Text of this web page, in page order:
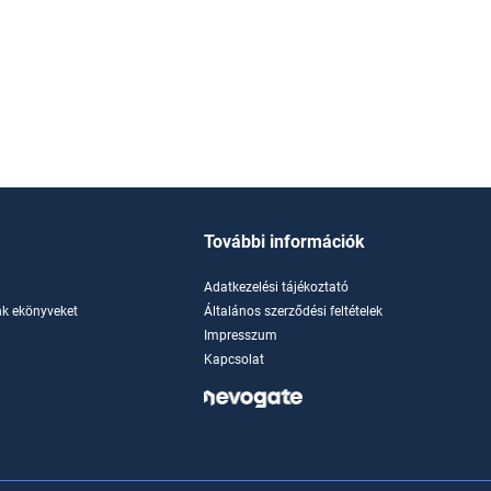
ekönyveket
További információk
Adatkezelési tájékoztató
Általános szerződési feltételek
Impresszum
Kapcsolat